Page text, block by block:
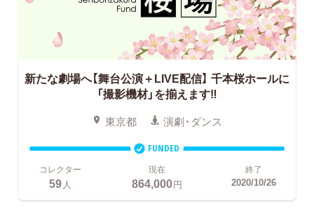
新たな劇場へ【舞台公演＋LIVE配信】 千本桜ホールに
「撮影機材」を揃えます‼
東京都 演劇・ダンス
FUNDED
コレクター
59 人
現在
864,000円
終了
2020/10/26